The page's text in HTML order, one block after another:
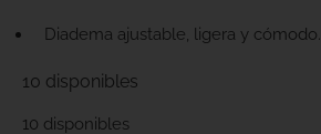
Diadema ajustable, ligera y cómodo.
10 disponibles
10 disponibles